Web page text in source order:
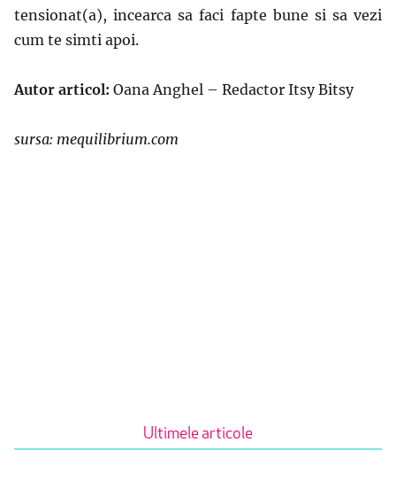
tensionat(a), incearca sa faci fapte bune si sa vezi
cum te simti apoi.
Autor articol: Oana Anghel – Redactor Itsy Bitsy
sursa: mequilibrium.com
Ultimele articole